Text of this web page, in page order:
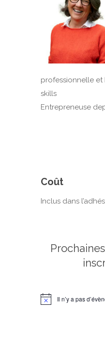
professionnelle et
skills
Entrepreneuse
Coût
Inclus dans
Notice Il n’y a pas